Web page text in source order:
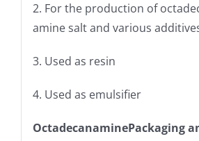
2. For the production of
amine salt and various
3. Used as resin
4. Used as emulsifier
OctadecanaminePackaging